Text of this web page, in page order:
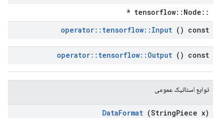
::tensorflow::Node *
operator:: tensorflow:: Input () const
operator:: tensorflow:: Output () const
توابع استاتیک عمومی
DataFormat (StringPiece x)